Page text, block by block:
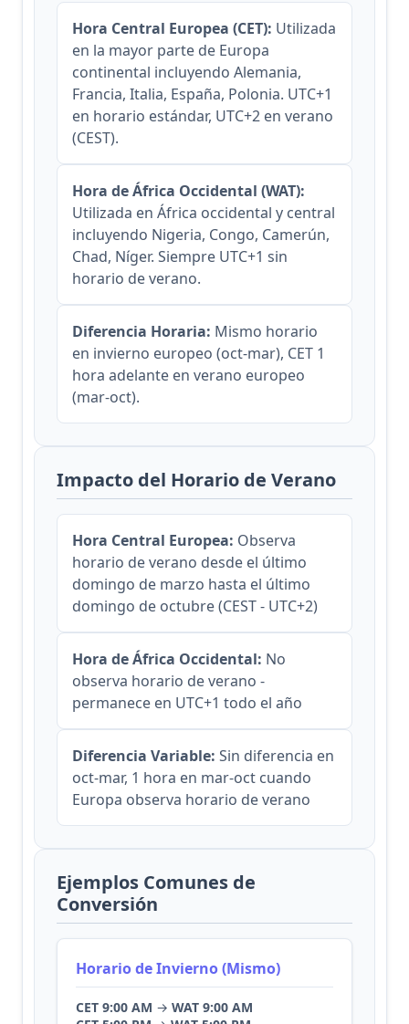
Hora Central Europea (CET): Utilizada
en la mayor parte de Europa
continental incluyendo Alemania,
Francia, Italia, España, Polonia. UTC+1
en horario estándar, UTC+2 en verano
(CEST).
Hora de África Occidental (WAT):
Utilizada en África occidental y central
incluyendo Nigeria, Congo, Camerún,
Chad, Níger. Siempre UTC+1 sin
horario de verano.
Diferencia Horaria: Mismo horario
en invierno europeo (oct-mar), CET 1
hora adelante en verano europeo
(mar-oct).
Impacto del Horario de Verano
Hora Central Europea: Observa
horario de verano desde el último
domingo de marzo hasta el último
domingo de octubre (CEST - UTC+2)
Hora de África Occidental: No
observa horario de verano -
permanece en UTC+1 todo el año
Diferencia Variable: Sin diferencia en
oct-mar, 1 hora en mar-oct cuando
Europa observa horario de verano
Ejemplos Comunes de
Conversión
Horario de Invierno (Mismo)
CET 9:00 AM → WAT 9:00 AM